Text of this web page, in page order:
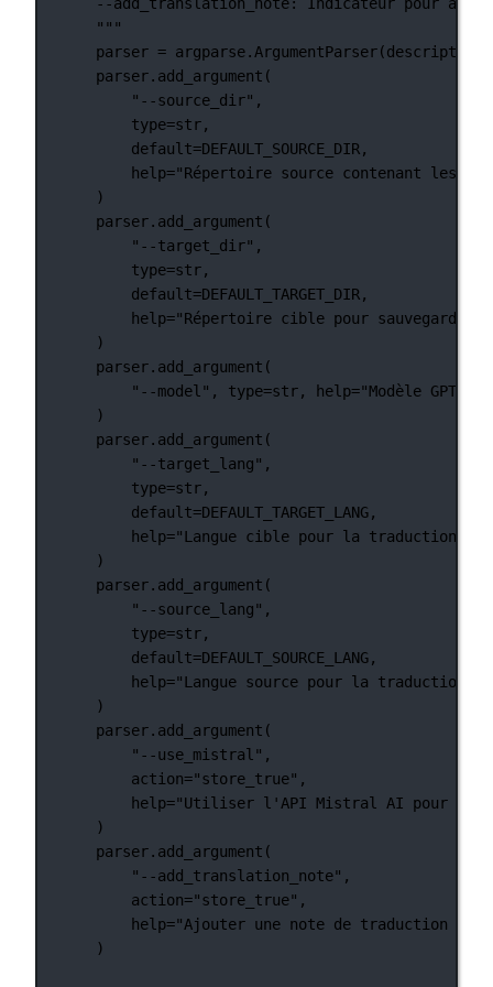
"""
parser = argparse.ArgumentParser(description
parser.add_argument(
"--source_dir" ,
type=str,
default=DEFAULT_SOURCE_DIR,
help="Répertoire source contenant les
)
parser.add_argument(
"--target_dir" ,
type=str,
default=DEFAULT_TARGET_DIR,
help="Répertoire cible pour sauvegarder
)
parser.add_argument(
"--model" , type=str, help="Modèle GPT
)
parser.add_argument(
"--target_lang" ,
type=str,
default=DEFAULT_TARGET_LANG,
help="Langue cible pour la traduction"
)
parser.add_argument(
"--source_lang" ,
type=str,
default=DEFAULT_SOURCE_LANG,
help="Langue source pour la traduction"
)
parser.add_argument(
"--use_mistral" ,
action="store_true" ,
help="Utiliser l'API Mistral AI pour la
)
parser.add_argument(
"--add_translation_note" ,
action="store_true" ,
help="Ajouter une note de traduction au
)